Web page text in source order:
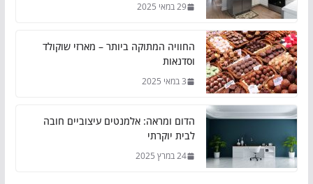
29 במאי 2025
החוויה המתוקה ביותר – מארזי שוקולד
וסדנאות
3 במאי 2025
הדום ומראה: אלמנטים עיצוביים חובה
לבית יוקרתי
24 במרץ 2025